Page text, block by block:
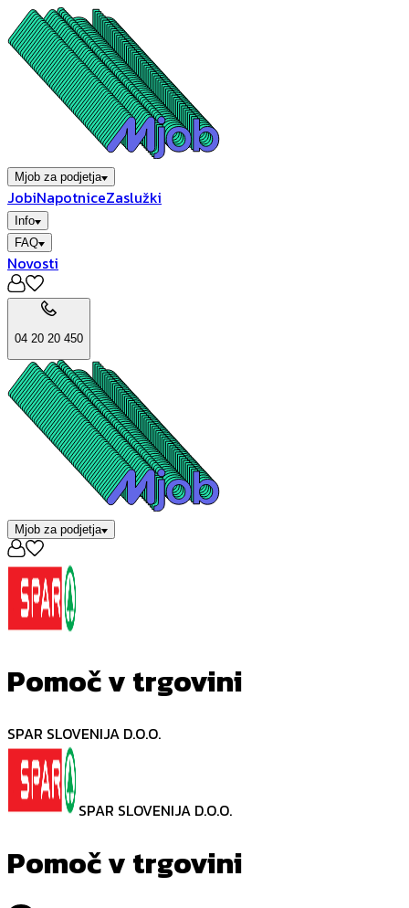
Mjob za podjetja
JobiNapotniceZaslužki
Info
FAQ
Novosti
04 20 20 450
Mjob za podjetja
Pomoč v trgovini
SPAR SLOVENIJA D.O.O.
SPAR SLOVENIJA D.O.O.
Pomoč v trgovini